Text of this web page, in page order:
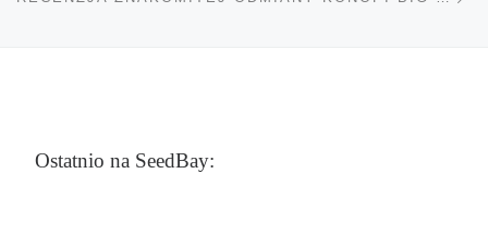
Ostatnio na SeedBay: